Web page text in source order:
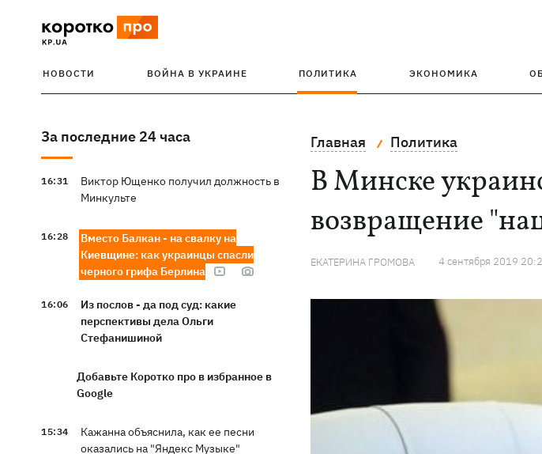
НОВОСТИ ВОЙНА В УКРАИНЕ ПОЛИТИКА ЭКОНОМИКА
За последние 24 часа
16:31
Виктор Ющенко получил должность в
Минкульте
16:28
Вместо Балкан - на свалку на
Киевщине: как украинцы спасли
черного грифа Берлина
16:06
Из послов - да под суд: какие
перспективы дела Ольги
Стефанишиной
Добавьте Коротко про в избранное в
Google
15:34
Кажанна объяснила, как ее песни
оказались на "Яндекс Музыке"
Главная Политика
В Минске
возвращение
ЕКАТЕРИНА ГРОМОВА 4 сентября 2019